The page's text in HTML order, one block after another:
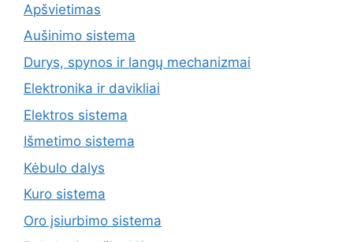
Apšvietimas
Aušinimo sistema
Durys, spynos ir langų mechanizmai
Elektronika ir davikliai
Elektros sistema
Išmetimo sistema
Kėbulo dalys
Kuro sistema
Oro įsiurbimo sistema